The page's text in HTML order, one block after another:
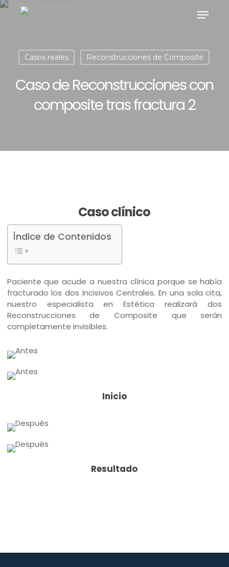
Skip
Menu
Casos reales Reconstrucciones de Composite
Caso de Reconstrucciones con
composite tras fractura 2
Caso clínico
Índice de Contenidos
Paciente que acude a nuestra clínica porque se había
fracturado los dos Incisivos Centrales. En una sola cita,
nuestro especialista en Estética realizará dos
Reconstrucciones de Composite que serán
completamente invisibles.
Inicio
Resultado